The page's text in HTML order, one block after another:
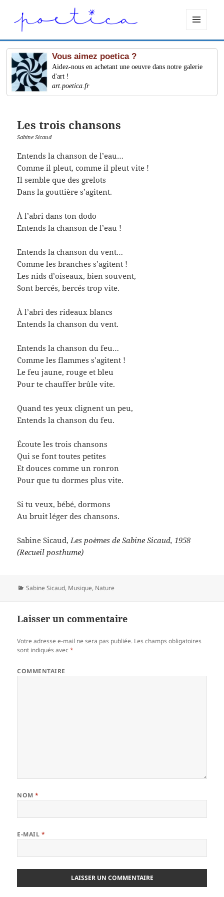
ET
WIDGETS
Vous aimez poetica ?
Aidez-nous en achetant une oeuvre dans notre galerie
d'art !
art.poetica.fr
Les trois chansons
Sabine Sicaud
Entends la chanson de l’eau…
Comme il pleut, comme il pleut vite !
Il semble que des grelots
Dans la gouttière s’agitent.
À l’abri dans ton dodo
Entends la chanson de l’eau !
Entends la chanson du vent…
Comme les branches s’agitent !
Les nids d’oiseaux, bien souvent,
Sont bercés, bercés trop vite.
À l’abri des rideaux blancs
Entends la chanson du vent.
Entends la chanson du feu…
Comme les flammes s’agitent !
Le feu jaune, rouge et bleu
Pour te chauffer brûle vite.
Quand tes yeux clignent un peu,
Entends la chanson du feu.
Écoute les trois chansons
Qui se font toutes petites
Et douces comme un ronron
Pour que tu dormes plus vite.
Si tu veux, bébé, dormons
Au bruit léger des chansons.
Sabine Sicaud, Les poèmes de Sabine Sicaud, 1958
(Recueil posthume)
Catégories
Sabine Sicaud, Musique, Nature
Laisser un commentaire
Votre adresse e-mail ne sera pas publiée. Les champs obligatoires
sont indiqués avec*
COMMENTAIRE
NOM*
E-MAIL *